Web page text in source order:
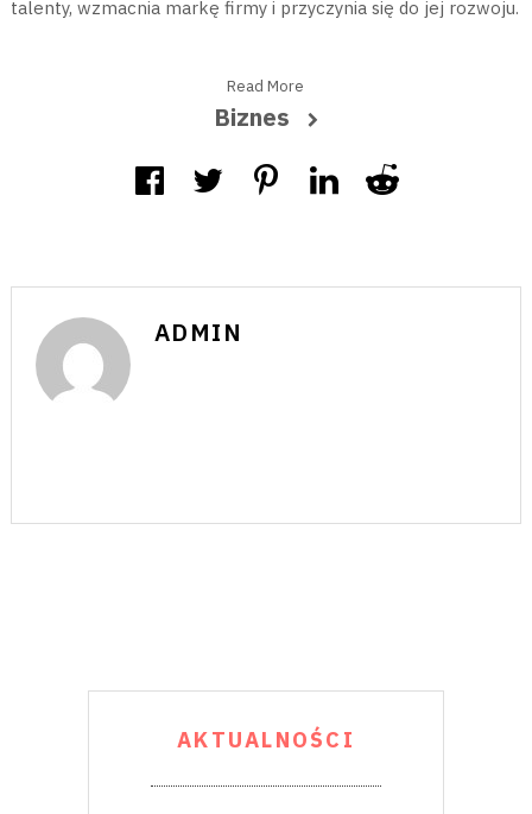
talenty, wzmacnia markę firmy i przyczynia się do jej rozwoju.
Read More
Biznes
ADMIN
AKTUALNOŚCI